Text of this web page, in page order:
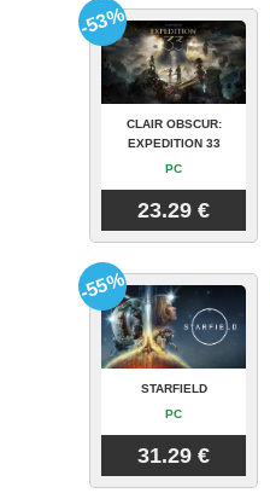
CLAIR OBSCUR:
EXPEDITION 33
PC
23.29 €
-53%
STARFIELD
PC
31.29 €
-55%